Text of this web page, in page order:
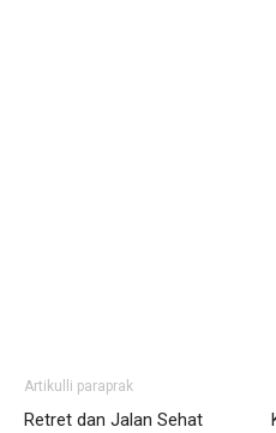
Artikulli paraprak
Retret dan Jalan Sehat